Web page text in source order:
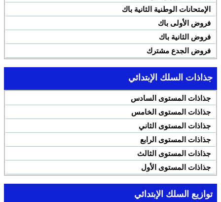
الإمتحانات الوطنية الثانية باك
فروض الأولى باك
فروض الثانية باك
فروض الجدع مشترك
جذاذات السلك الإبتدائي
جذاذات المستوى السادس
جذاذات المستوى الخامس
جذاذات المستوى الثاني
جذاذات المستوى الرابع
جذاذات المستوى الثالث
جذاذات المستوى الأول
توازيع السلك الإبتدائي